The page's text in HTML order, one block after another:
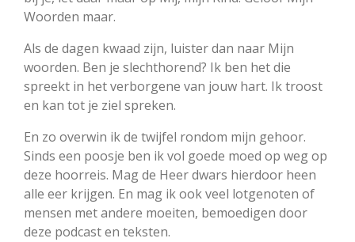
Woorden maar.
Als de dagen kwaad zijn, luister dan naar Mijn
woorden. Ben je slechthorend? Ik ben het die
spreekt in het verborgene van jouw hart. Ik troost
en kan tot je ziel spreken.
En zo overwin ik de twijfel rondom mijn gehoor.
Sinds een poosje ben ik vol goede moed op weg op
deze hoorreis. Mag de Heer dwars hierdoor heen
alle eer krijgen. En mag ik ook veel lotgenoten of
mensen met andere moeiten, bemoedigen door
deze podcast en teksten.